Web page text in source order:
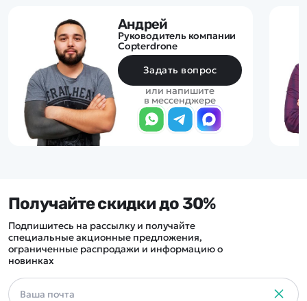
Андрей
Руководитель компании
Copterdrone
Задать вопрос
или напишите
в мессенджере
Получайте скидки до 30%
Подпишитесь на рассылку и получайте
специальные акционные предложения,
ограниченные распродажи и информацию о
новинках